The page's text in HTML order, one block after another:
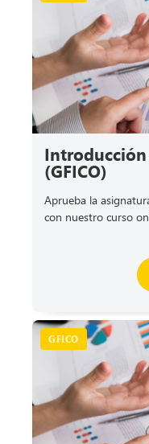
Introducción
(GFICO)
Aprueba la
con nuestro curso
GFICO